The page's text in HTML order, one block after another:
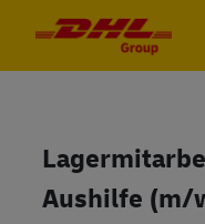
Aushilfe (m/